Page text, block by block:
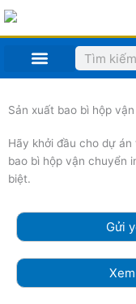
Nhảy
tới
Search
Sản xuất bao bì hộp
Hãy khởi đầu cho dự
bao bì hộp vận chuyển
biệt.
Gửi